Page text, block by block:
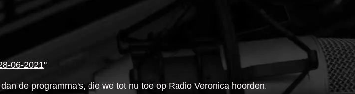
06-2021"
de programma's, die we tot nu toe op Radio Veronica hoorden.